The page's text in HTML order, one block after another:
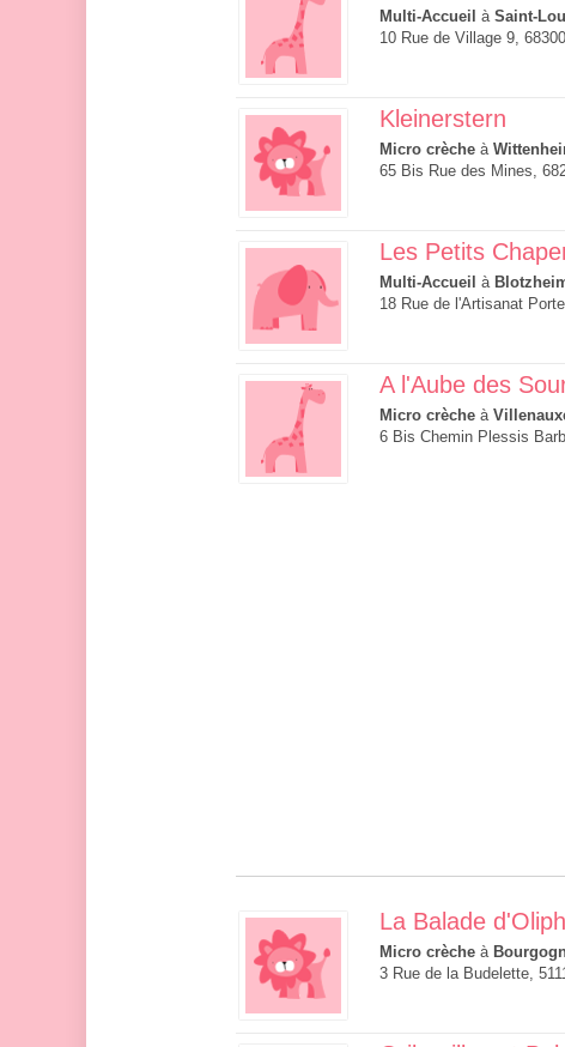
Multi-Accueil à Saint-
10 Rue de Village 9,
Kleinerstern
Micro crèche à
65 Bis Rue des Mines,
Les Petits
Multi-Accueil à
18 Rue de l'Artisanat
A l'Aube des
Micro crèche à
6 Bis Chemin Plessis
La Balade
Micro crèche à
3 Rue de la Budelette,